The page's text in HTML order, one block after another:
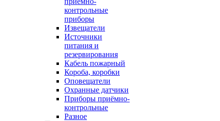
контрольные
приборы
Извещатели
Источники
питания и
резервирования
Кабель пожарный
Короба, коробки
Оповещатели
Охранные датчики
Приборы приёмно-
контрольные
Разное